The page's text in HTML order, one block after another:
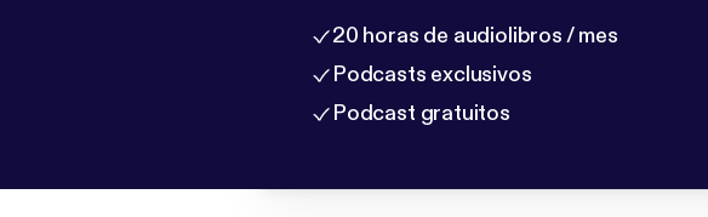
20 horas de audiolibros / mes
Podcasts exclusivos
Podcast gratuitos